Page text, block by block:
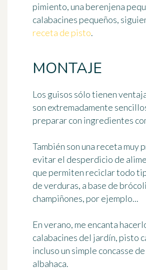
pimiento, una berenjena
calabacines pequeños,
receta de pisto.
MONTAJE
Los guisos sólo tienen
son extremadamente
preparar con ingredientes
También son una receta muy
evitar el desperdicio de
que permiten reciclar todo
de verduras, a base de
champiñones, por ejemplo...
En verano, me encanta
calabacines del jardín, pisto
incluso un simple concasse
albahaca.